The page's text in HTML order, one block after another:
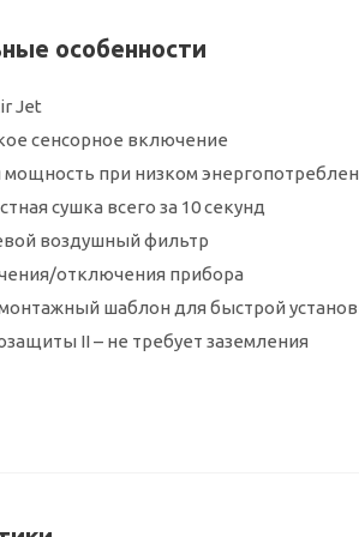
особенности
Jet
сенсорное включение
при низком
сушка всего за 10 секунд
воздушный фильтр
отключения прибора
шаблон для быстрой
II – не требует заземления